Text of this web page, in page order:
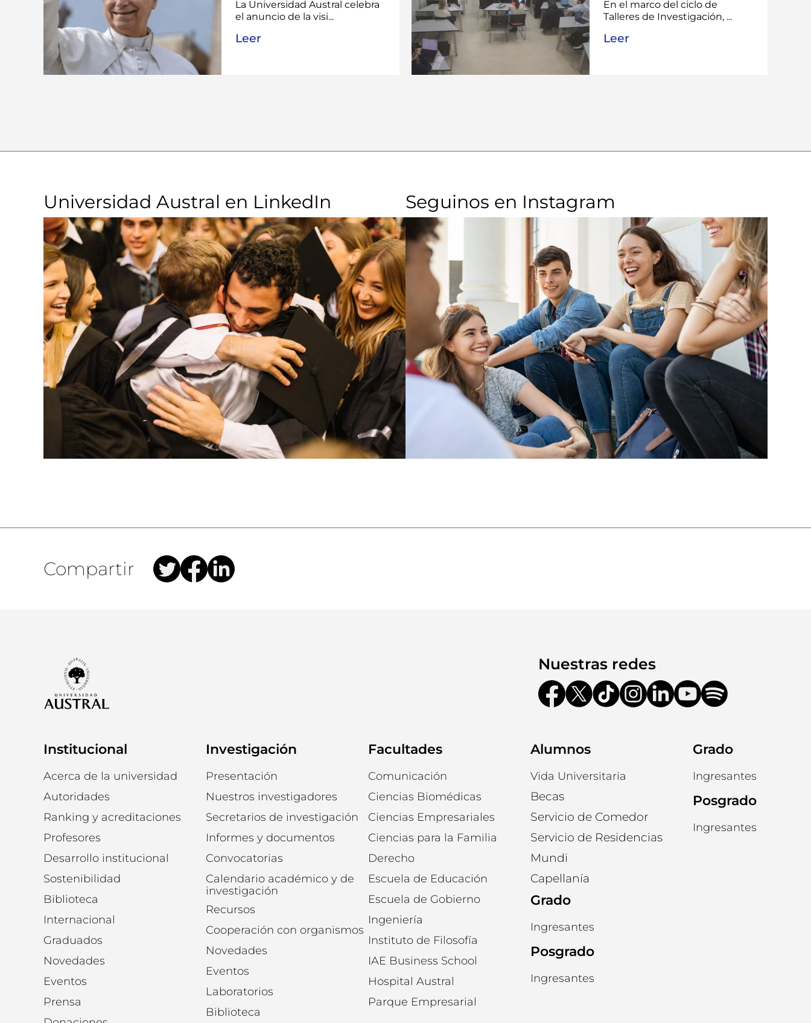
La Universidad Austral celebra
el anuncio de la visi...
Leer
En el marco del ciclo de
Talleres de Investigación, ...
Leer
Universidad Austral en LinkedIn Seguinos en Instagram
Compartir
Nuestras redes
Institucional
Acerca de la universidad
Autoridades
Ranking y acreditaciones
Profesores
Desarrollo institucional
Sostenibilidad
Biblioteca
Internacional
Graduados
Novedades
Eventos
Prensa
Investigación
Presentación
Nuestros investigadores
Secretarios de investigación
Informes y documentos
Convocatorias
Calendario académico y de
investigación
Recursos
Cooperación con organismos
Novedades
Eventos
Laboratorios
Biblioteca
Facultades
Comunicación
Ciencias Biomédicas
Ciencias Empresariales
Ciencias para la Familia
Derecho
Escuela de Educación
Escuela de Gobierno
Ingeniería
Instituto de Filosofía
IAE Business School
Hospital Austral
Parque Empresarial
Alumnos
Vida Universitaria
Becas
Servicio de Comedor
Servicio de Residencias
Mundi
Capellanía
Grado
Ingresantes
Posgrado
Ingresantes
Grado
Ingresantes
Posgrado
Ingresantes